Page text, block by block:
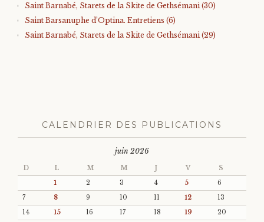
Saint Barnabé, Starets de la Skite de Gethsémani (30)
Saint Barsanuphe d’Optina. Entretiens (6)
Saint Barnabé, Starets de la Skite de Gethsémani (29)
CALENDRIER DES PUBLICATIONS
juin 2026
D L M M J V S
1 2 3 4 5
6
7
8 9 10 11 12
13
14
15 16 17 18 19
20